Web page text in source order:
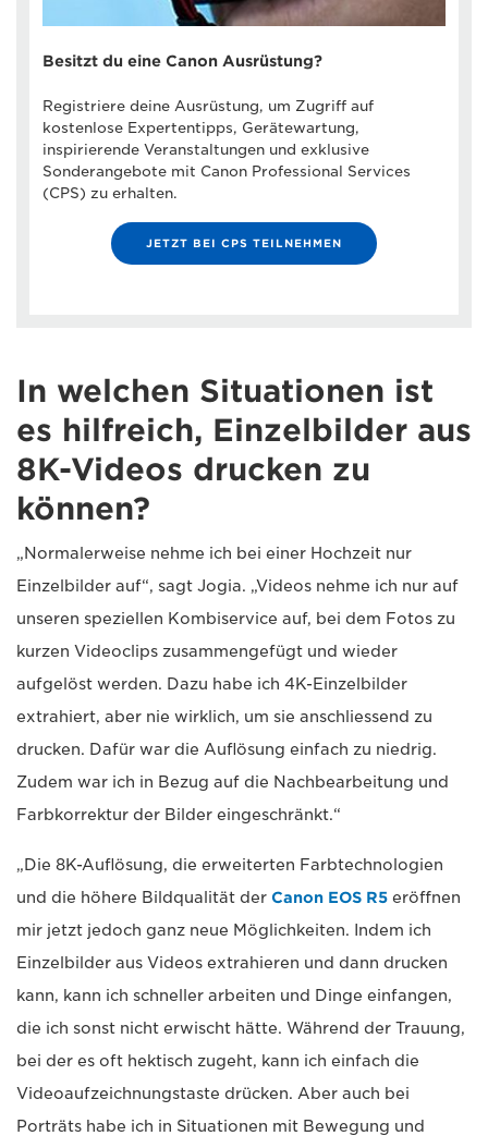
Besitzt du eine Canon Ausrüstung?
Registriere deine Ausrüstung, um Zugriff auf
kostenlose Expertentipps, Gerätewartung,
inspirierende Veranstaltungen und exklusive
Sonderangebote mit Canon Professional Services
(CPS) zu erhalten.
JETZT BEI CPS TEILNEHMEN
In welchen Situationen ist
es hilfreich, Einzelbilder aus
8K-Videos drucken zu
können?
„Normalerweise nehme ich bei einer Hochzeit nur
Einzelbilder auf“, sagt Jogia. „Videos nehme ich nur auf
unseren speziellen Kombiservice auf, bei dem Fotos zu
kurzen Videoclips zusammengefügt und wieder
aufgelöst werden. Dazu habe ich 4K-Einzelbilder
extrahiert, aber nie wirklich, um sie anschliessend zu
drucken. Dafür war die Auflösung einfach zu niedrig.
Zudem war ich in Bezug auf die Nachbearbeitung und
Farbkorrektur der Bilder eingeschränkt.“
„Die 8K-Auflösung, die erweiterten Farbtechnologien
und die höhere Bildqualität der Canon EOS R5 eröffnen
mir jetzt jedoch ganz neue Möglichkeiten. Indem ich
Einzelbilder aus Videos extrahieren und dann drucken
kann, kann ich schneller arbeiten und Dinge einfangen,
die ich sonst nicht erwischt hätte. Während der Trauung,
bei der es oft hektisch zugeht, kann ich einfach die
Videoaufzeichnungstaste drücken. Aber auch bei
Porträts habe ich in Situationen mit Bewegung und